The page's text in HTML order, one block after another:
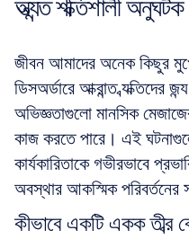
অত্যন্ত শক্তিশালী
জীবন আমাদের অনেক কিছুর
ডিসঅর্ডারে আক্রান্ত ব্যক্তিদের
অভিজ্ঞতাগুলো মানসিক
কাজ করতে পারে। এই
কার্যকারিতাকে গভীরভাবে
অবস্থার আকস্মিক পরিবর্তনের
কীভাবে একটি একক তীব্র